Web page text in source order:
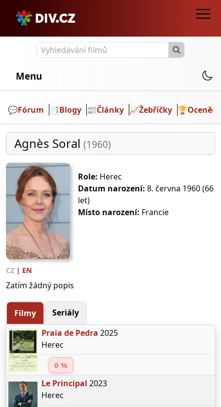
Menu
💬️Fórum 📑Blogy 📰Články 📈Žebříčky 🏆Ocenění
Agnès Soral (1960)
Role: Herec
Datum narození: 8. června 1960 (66
let)
Místo narození: Francie
CZ | EN
Zatím žádný popis
Filmy
Seriály
Praia de Pedra 2025
Herec
0 %
Le Principal 2023
Herec